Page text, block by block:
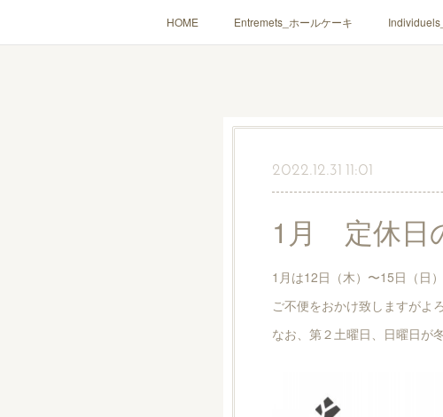
HOME Entremets_ホールケーキ
2022.12.31 11:01
1月 定休日
1月は12日（木）〜15日（日
ご不便をおかけ致しますがよ
なお、第２土曜日、日曜日が